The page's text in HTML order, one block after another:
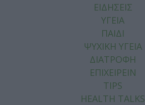
ΕΙΔΗΣΕΙΣ
ΥΓΕΙΑ
ΠΑΙΔΙ
ΨΥΧΙΚΗ ΥΓΕΙΑ
ΔΙΑΤΡΟΦΗ
ΕΠΙΧΕΙΡΕΙΝ
TIPS
HEALTH TALKS